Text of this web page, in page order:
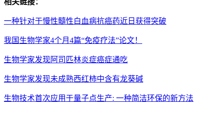
一种针对于慢性髓性白血病抗癌药近日获得突破
我国生物学家4个月4篇“免疫疗法”论文！
生物学家发现阿司匹林炎症癌症通吃
生物学家发现未成熟西红柿中含有龙葵碱
生物技术首次应用于量子点生产: 一种简洁环保的新方法